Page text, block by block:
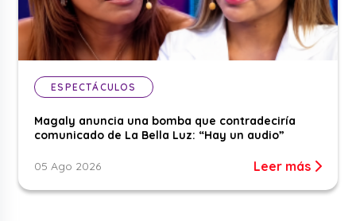
ESPECTÁCULOS
Magaly anuncia una bomba que contradeciría
comunicado de La Bella Luz: “Hay un audio”
05 Ago 2026 Leer más